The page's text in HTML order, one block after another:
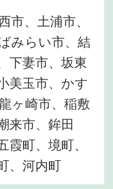
市、土浦市、
みらい市、結
下妻市、坂東
美玉市、かす
ヶ崎市、稲敷
来市、鉾田
町、境町、
、河内町